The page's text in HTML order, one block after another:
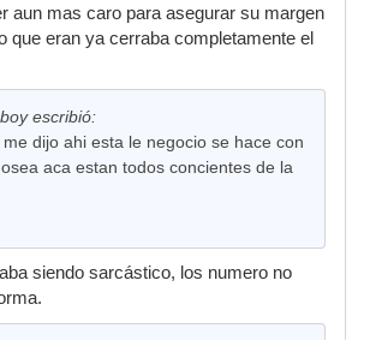
aun mas caro para asegurar su margen
que eran ya cerraba completamente el
escribió:
dijo ahi esta le negocio se hace con
aca estan todos concientes de la
siendo sarcástico, los numero no